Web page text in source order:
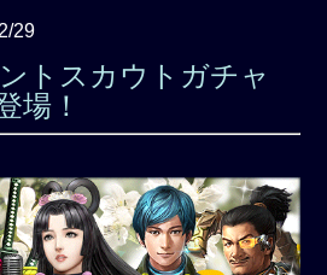
29
トスカウトガチャ
場！